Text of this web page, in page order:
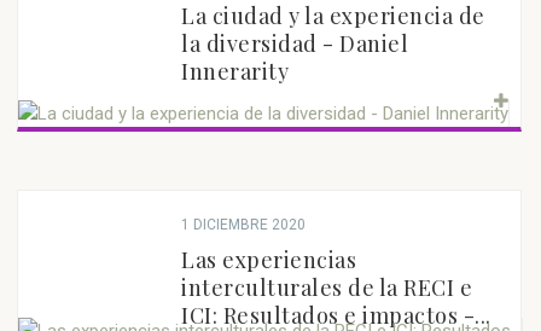
La ciudad y la experiencia de
la diversidad - Daniel
Innerarity
1 DICIEMBRE 2020
Las experiencias
interculturales de la RECI e
ICI: Resultados e impactos -...